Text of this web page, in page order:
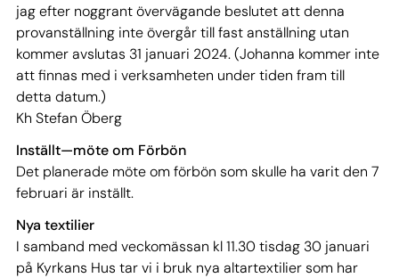
jag efter noggrant övervägande beslutet att denna
provanställning inte övergår till fast anställning utan
kommer avslutas 31 januari 2024. (Johanna kommer inte
att finnas med i verksamheten under tiden fram till
detta datum.)
Kh Stefan Öberg
Inställt—möte om Förbön
Det planerade möte om förbön som skulle ha varit den 7
februari är inställt.
Nya textilier
I samband med veckomässan kl 11.30 tisdag 30 januari
på Kyrkans Hus tar vi i bruk nya altartextilier som har